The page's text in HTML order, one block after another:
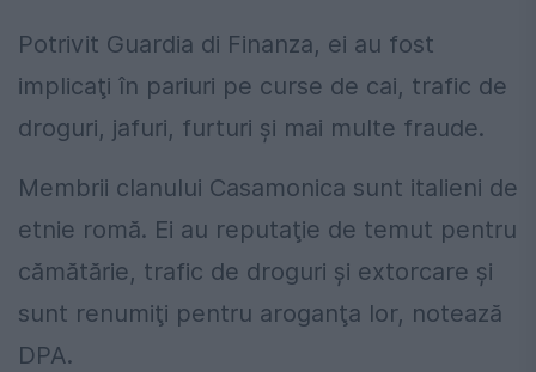
Potrivit Guardia di Finanza, ei au fost
implicaţi în pariuri pe curse de cai, trafic de
droguri, jafuri, furturi şi mai multe fraude.
Membrii clanului Casamonica sunt italieni de
etnie romă. Ei au reputaţie de temut pentru
cămătărie, trafic de droguri şi extorcare şi
sunt renumiţi pentru aroganţa lor, notează
DPA.